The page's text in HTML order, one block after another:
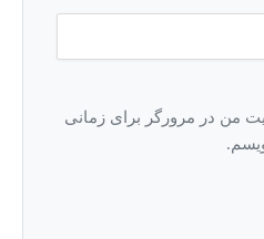
من در مرورگر برای زمانی